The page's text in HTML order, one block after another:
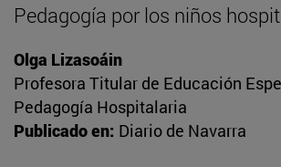
Pedagogía por los niños
Olga Lizasoáin
Profesora Titular de Educación
Pedagogía Hospitalaria
Publicado en: Diario de Navarra